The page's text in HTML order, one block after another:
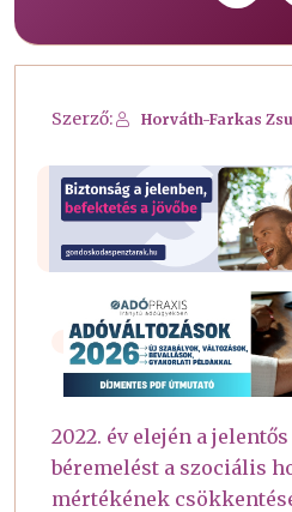
Szerző: Horváth-Farkas
2022. év elején a
béremelést a szociális
mértékének